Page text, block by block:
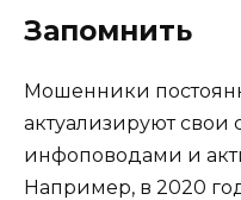
Запомнить
Мошенники
актуализируют свои
инфоповодами и
Например, в 2020